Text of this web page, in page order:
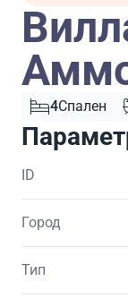
4Спален
ID
Город
Тип